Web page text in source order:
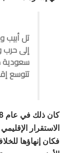
تل أبيب
إلى
سعودية
تتوسع
الاستقرار